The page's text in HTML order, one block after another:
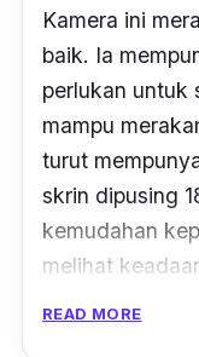
Kamera ini
baik. Ia
perlukan untuk
mampu
turut
skrin dipusing
kemudahan
melihat
READ MORE